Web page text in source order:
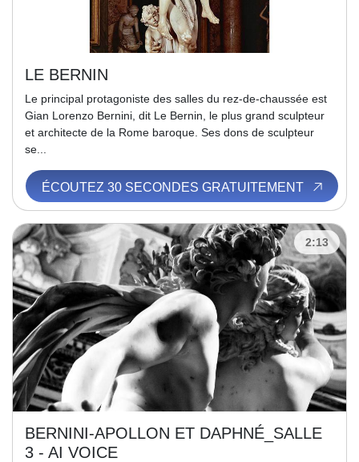
LE BERNIN
Le principal protagoniste des salles du rez-de-chaussée est
Gian Lorenzo Bernini, dit Le Bernin, le plus grand sculpteur
et architecte de la Rome baroque. Ses dons de sculpteur
se...
ÉCOUTEZ 30 SECONDES GRATUITEMENT
2:13
BERNINI-APOLLON ET DAPHNÉ_SALLE
3 - AI VOICE